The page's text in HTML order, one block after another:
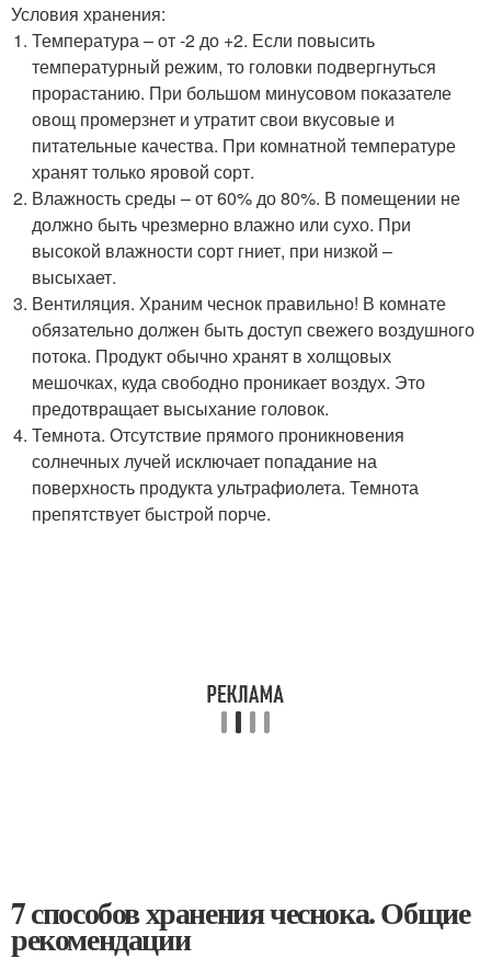
Условия хранения:
Температура – от -2 до +2. Если повысить
температурный режим, то головки подвергнуться
прорастанию. При большом минусовом показателе
овощ промерзнет и утратит свои вкусовые и
питательные качества. При комнатной температуре
хранят только яровой сорт.
Влажность среды – от 60% до 80%. В помещении не
должно быть чрезмерно влажно или сухо. При
высокой влажности сорт гниет, при низкой –
высыхает.
Вентиляция. Храним чеснок правильно! В комнате
обязательно должен быть доступ свежего воздушного
потока. Продукт обычно хранят в холщовых
мешочках, куда свободно проникает воздух. Это
предотвращает высыхание головок.
Темнота. Отсутствие прямого проникновения
солнечных лучей исключает попадание на
поверхность продукта ультрафиолета. Темнота
препятствует быстрой порче.
7 способов хранения чеснока. Общие
рекомендации